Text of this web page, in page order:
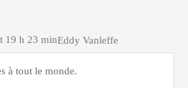
Eddy Vanleffe
19 h 23 min
à tout le monde.